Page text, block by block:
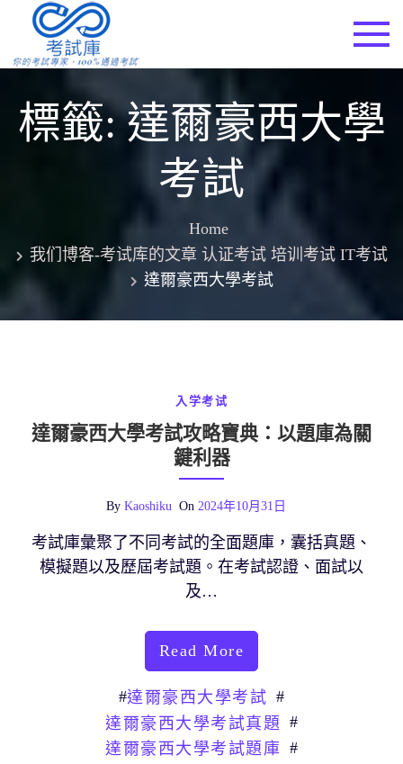
content
標籤:達爾豪西大學
考試
Home
我们博客-考试库的文章 认证考试 培训考试 IT考试
達爾豪西大學考試
入学考试
達爾豪西大學考試攻略寶典：以題庫為關
鍵利器
By Kaoshiku On 2024年10月31日
考試庫彙聚了不同考試的全面題庫，囊括真題、
模擬題以及歷屆考試題。在考試認證、面試以
及…
Read More
#達爾豪西大學考試 #
達爾豪西大學考試真題 #
達爾豪西大學考試題庫 #